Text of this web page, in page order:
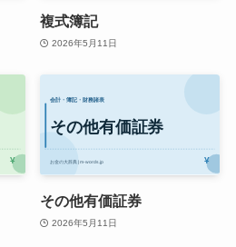
複式簿記
2026年5月11日
その他有価証券
2026年5月11日